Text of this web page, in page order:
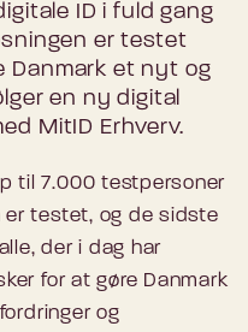
ID i fuld gang
er testet
Danmark et nyt og
en ny digital
MitID Erhverv.
til 7.000 testpersoner
er testet, og de sidste
der i dag har
for at gøre Danmark
og